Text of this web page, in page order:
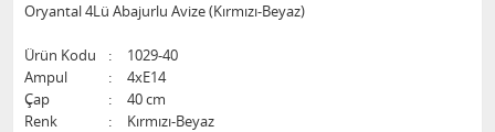
Oryantal 4Lü Abajurlu Avize (Kırmızı-Beyaz)
Ürün Kodu :
1029-40
Ampul
:
4xE14
Çap
:
40 cm
Renk
:
Kırmızı-Beyaz